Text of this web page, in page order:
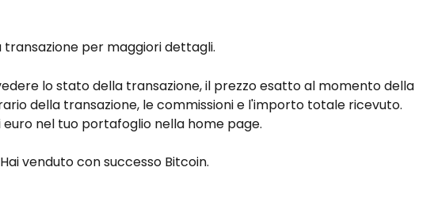
transazione per maggiori dettagli.
lo stato della transazione, il prezzo esatto al momento della
della transazione, le commissioni e l'importo totale ricevuto.
euro nel tuo portafoglio nella home page.
venduto con successo Bitcoin.